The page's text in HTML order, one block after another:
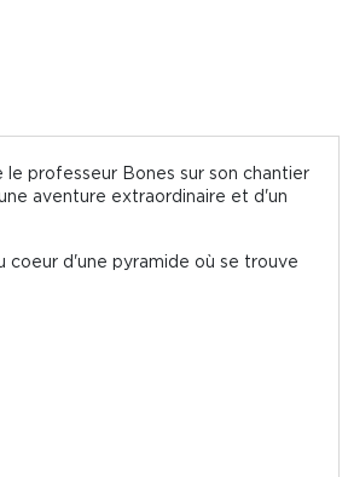
professeur Bones sur son chantier
aventure extraordinaire et d'un
d'une pyramide où se trouve